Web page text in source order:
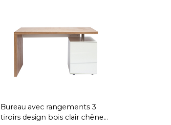
Bureau avec rangements 3
tiroirs design bois clair chêne